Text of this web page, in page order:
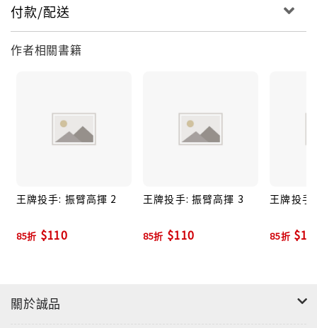
付款/配送
作者相關書籍
王牌投手: 振臂高揮 2
85折 $110
王牌投手: 振臂高揮 3
85折 $110
王牌投手
85折
關於誠品